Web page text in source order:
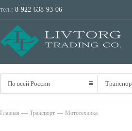
тел.: 8-922-638-93-06
По всей России
Главная — Транспорт — Мототехника